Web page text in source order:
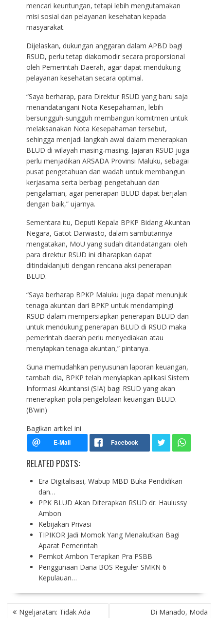
mencari keuntungan, tetapi lebih mengutamakan
misi sosial dan pelayanan kesehatan kepada
masyarakat.
Dijelaskan, dukungan anggaran dalam APBD bagi
RSUD, perlu tetap diakomodir secara proporsional
oleh Pemerintah Daerah, agar dapat mendukung
pelayanan kesehatan secara optimal.
“Saya berharap, para Direktur RSUD yang baru saja
menandatangani Nota Kesepahaman, lebih
bersungguh-sungguh membangun komitmen untuk
melaksanakan Nota Kesepahaman tersebut,
sehingga menjadi langkah awal dalam menerapkan
BLUD di wilayah masing-masing. Jajaran RSUD juga
perlu menjadikan ARSADA Provinsi Maluku, sebagai
pusat pengetahuan dan wadah untuk membangun
kerjasama serta berbagi pengetahuan dan
pengalaman, agar penerapan BLUD dapat berjalan
dengan baik,” ujarnya.
Sementara itu, Deputi Kepala BPKP Bidang Akuntan
Negara, Gatot Darwasto, dalam sambutannya
mengatakan, MoU yang sudah ditandatangani oleh
para direktur RSUD ini diharapkan dapat
ditindaklanjuti dengan rencana aksi penerapan
BLUD.
“Saya berharap BPKP Maluku juga dapat menunjuk
tenaga akuntan dari BPKP untuk mendampingi
RSUD dalam mempersiapkan penerapan BLUD dan
untuk mendukung penerapan BLUD di RSUD maka
pemerintah daerah perlu menyediakan atau
menyiapkan tenaga akuntan,” pintanya.
Guna memudahkan penyusunan laporan keuangan,
tambah dia, BPKP telah menyiapkan aplikasi Sistem
Informasi Akuntansi (SIA) bagi RSUD yang akan
menerapkan pola pengelolaan keuangan BLUD.
(B’win)
Bagikan artikel ini
RELATED POSTS:
Era Digitalisasi, Wabup MBD Buka Pendidikan
dan…
PPK BLUD Akan Diterapkan RSUD dr. Haulussy
Ambon
Kebijakan Privasi
TIPIKOR Jadi Momok Yang Menakutkan Bagi
Aparat Pemerintah
Pemkot Ambon Terapkan Pra PSBB
Penggunaan Dana BOS Reguler SMKN 6
Kepulauan…
P
Ngeljaratan: Tidak Ada
Di Manado, Moda